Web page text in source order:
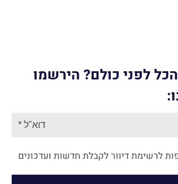
לפני כולם? הירשמו
לרשימת דיוור לקבלת חדשות ועדכונים